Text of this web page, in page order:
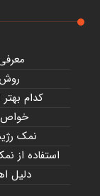
روش
کدام
خواص
نمک
استفاده از
دلیل